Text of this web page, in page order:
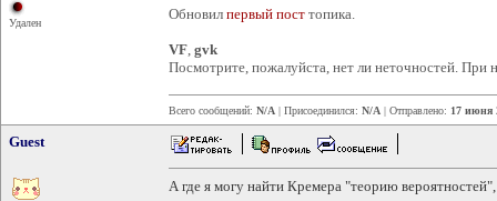
Удален
Обновил первый пост топика.
VF, gvk
Посмотрите, пожалуйста, нет ли неточностей. При
Всего сообщений: N/A | Присоединился: N/A | Отправлено: 17 июня
Guest
А где я могу найти Кремера "теорию